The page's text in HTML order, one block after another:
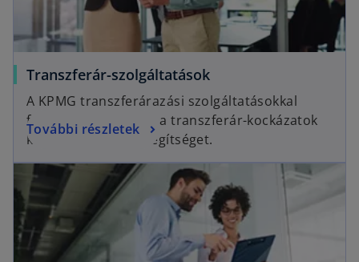
Transzferár-szolgáltatások
A KPMG transzferárazási szolgáltatásokkal
foglalkozó csoportja a transzferár-kockázatok
kezelésében nyújt segítséget.
További részletek